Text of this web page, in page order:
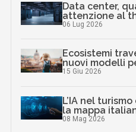
Data center,
attenzione al
06 Lug 2026
Ecosistemi
nuovi modelli
15 Giu 2026
L’IA nel
la mappa
08 Mag 2026